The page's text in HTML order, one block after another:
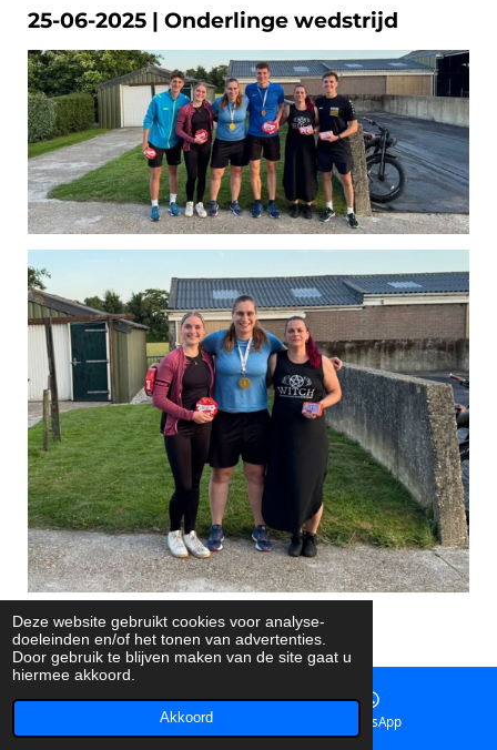
Deze website gebruikt cookies voor analyse-
doeleinden en/of het tonen van advertenties.
Door gebruik te blijven maken van de site gaat u
hiermee akkoord.
Akkoord
25-06-2025 | Onderlinge wedstrijd
Winnaars 2025 Dames
🥇Joyce, 🥈Finet, 🥉Petra
E-mailadres WhatsApp